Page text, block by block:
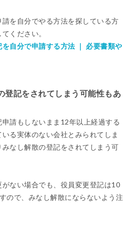
を自分でやる方法を探している方
ください。
自分で申請する方法 ｜ 必要書類や
登記をされてしまう可能性もあ
請もしないまま12年以上経過する
る実体のない会社とみられてしま
なし解散の登記をされてしまう可
ない場合でも、役員変更登記は10
ので、みなし解散にならないよう注